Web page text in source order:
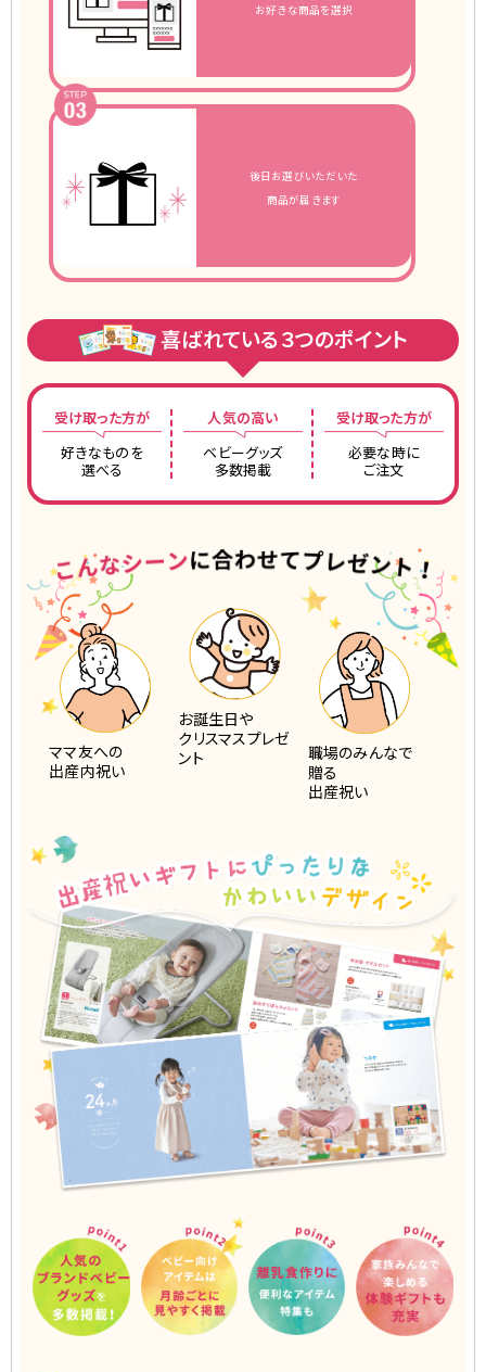
お好きな商品を選択
STEP03
後日お選びいただいた
商品が届きます
喜ばれている３つのポイント
受け取った方が
好きなものを
選べる
人気の高い
ベビーグッズ
多数掲載
受け取った方が
必要な時に
ご注文
こんなシーンに合わせてプレゼント
ママ友への
出産内祝い
お誕生日や
クリスマスプレゼ
ント
職場のみんなで
贈る
出産祝い
出産祝いギフト
point1 人気のブランドベビーグッズを多数掲
point2 ベビー向